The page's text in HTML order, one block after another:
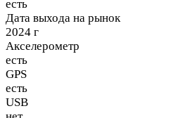
есть
Дата выхода на рынок
2024 г
Акселерометр
есть
GPS
есть
USB